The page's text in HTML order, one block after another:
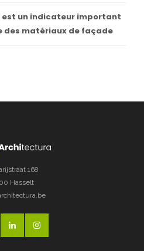
est un indicateur important
des matériaux de façade
168
Hasselt